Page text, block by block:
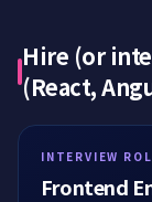
Hire (or
(React,
INTERVIEW
Frontend